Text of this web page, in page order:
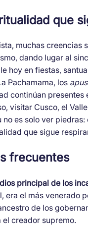
que
muchas creencias
dando lugar al
hoy en fiestas,
Pachamama, los apus
continúan presentes
visitar Cusco, el
no es solo ver piedras:
que sigue
frecuentes
principal de los
era el más venerado
de los
el creador supremo.